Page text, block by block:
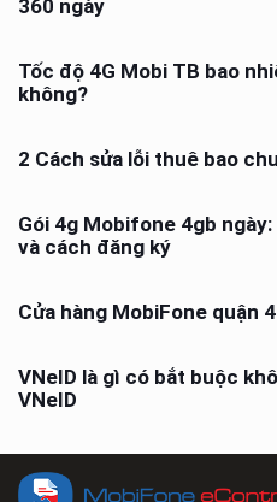
360 ngày
Tốc độ 4G Mobi TB bao
không?
2 Cách sửa lỗi thuê bao
Gói 4g Mobifone 4gb
và cách đăng ký
Cửa hàng MobiFone quận
VNeID là gì có bắt buộc
VNeID